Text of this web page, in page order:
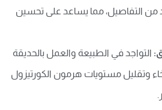
من التفاصيل، مما يساعد على تحسين
التواجد في الطبيعة والعمل بالحديقة
وتقليل مستويات هرمون الكورتيزول